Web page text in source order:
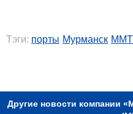
Тэги: порты Мурманск
Другие новости компании